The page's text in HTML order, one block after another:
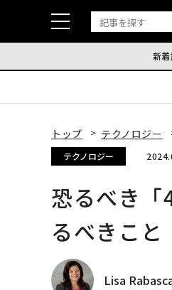
新
トップ テクノロジー
テクノロジー
恐るべき「
るべきこと
Lisa